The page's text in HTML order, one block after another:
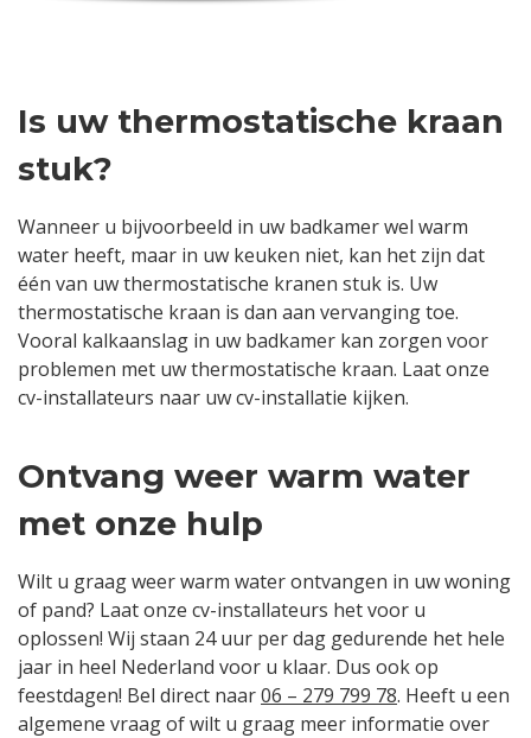
Is uw thermostatische kraan
stuk?
Wanneer u bijvoorbeeld in uw badkamer wel warm
water heeft, maar in uw keuken niet, kan het zijn dat
één van uw thermostatische kranen stuk is. Uw
thermostatische kraan is dan aan vervanging toe.
Vooral kalkaanslag in uw badkamer kan zorgen voor
problemen met uw thermostatische kraan. Laat onze
cv-installateurs naar uw cv-installatie kijken.
Ontvang weer warm water
met onze hulp
Wilt u graag weer warm water ontvangen in uw woning
of pand? Laat onze cv-installateurs het voor u
oplossen! Wij staan 24 uur per dag gedurende het hele
jaar in heel Nederland voor u klaar. Dus ook op
feestdagen! Bel direct naar06 – 279 799 78. Heeft u een
algemene vraag of wilt u graag meer informatie over